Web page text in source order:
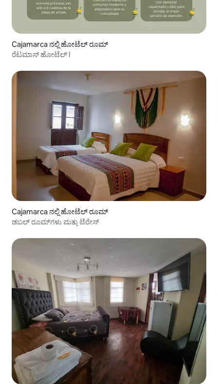
Cajamarca ನಲ್ಲಿ ಹೋಟೆಲ್ ರೂಮ್
ರೆಟಮಾಸ್ ಹೋಟೆಲ್ I
Cajamarca ನಲ್ಲಿ ಹೋಟೆಲ್ ರೂಮ್
ಡಬಲ್ ರೂಮ್‌ಗಳು ಮತ್ತು ಟೆರೇಸ್